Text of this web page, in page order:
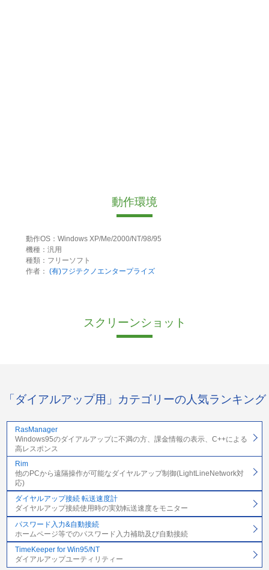
動作環境
動作OS：Windows XP/Me/2000/NT/98/95
機種：汎用
種類：フリーソフト
作者： (有)フジテクノエンタープライズ
スクリーンショット
「ダイアルアップ用」カテゴリーの人気ランキング
RasManager
Windows95のダイアルアップに不満の方、課金情報の表示、C++による
高レスポンス
Rim
他のPCから遠隔操作が可能なダイヤルアップ制御(LightLineNetwork対
応)
ダイヤルアップ接続 転送速度計
ダイヤルアップ接続使用時の実効転送速度をモニター
パスワード入力&自動接続
ホームページ等でのパスワード入力補助及び自動接続
TimeKeeper for Win95/NT
ダイアルアップユーティリティー